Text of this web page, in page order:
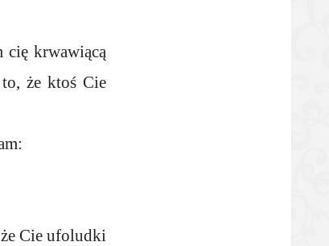
cię krwawiącą
że ktoś Cie
Cie ufoludki